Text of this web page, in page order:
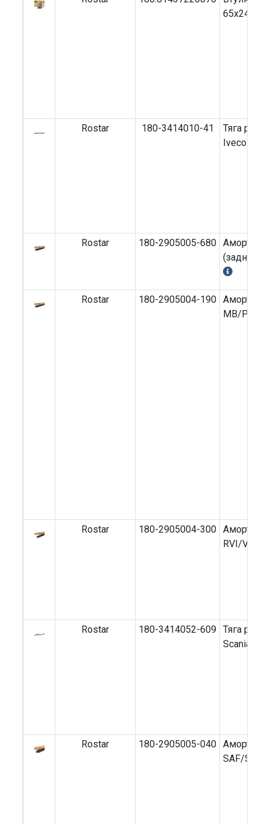
65x24x95
Rostar 180-3414010-41
Тяга
Iveco
Rostar 180-2905005-680
(задний,
Rostar 180-2905004-190
MB/
Rostar 180-2905004-300
RVI/
Rostar 180-3414052-609 Тяга
Scania 4
Rostar 180-2905005-040
SAF/SMB